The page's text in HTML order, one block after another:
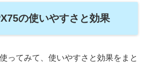
の使いやすさと効果
ってみて、使いやすさと効果をまと